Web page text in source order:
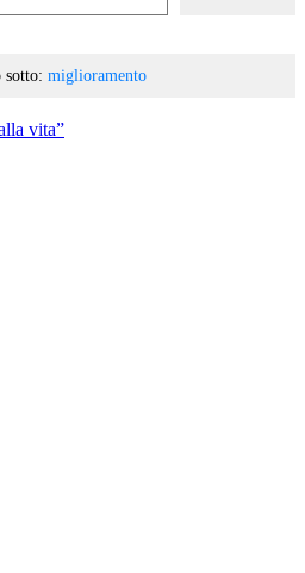
sotto: miglioramento
vita”